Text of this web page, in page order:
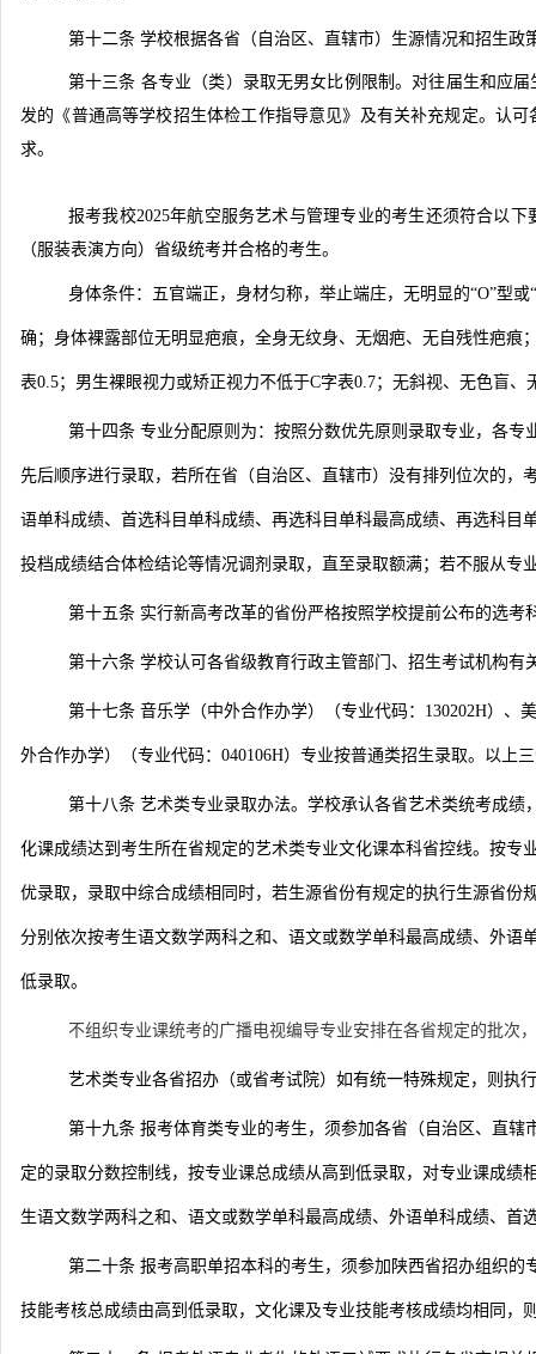
第十二条 学校根据各省（自治区、直辖市）生源情况和招生政
第十三条 各专业（类）录取无男女比例限制。对往届生和应
发的《普通高等学校招生体检工作指导意见》及有关补充规定。认
求。
报考我校2025年航空服务艺术与管理专业的考生还须符合以
（服装表演方向）省级统考并合格的考生。
身体条件：五官端正，身材匀称，举止端庄，无明显的“O”型
确；身体裸露部位无明显疤痕，全身无纹身、无烟疤、无自残性疤痕
表0.5；男生裸眼视力或矫正视力不低于C字表0.7；无斜视、无色盲、
第十四条 专业分配原则为：按照分数优先原则录取专业，各
先后顺序进行录取，若所在省（自治区、直辖市）没有排列位次的
语单科成绩、首选科目单科成绩、再选科目单科最高成绩、再选科
投档成绩结合体检结论等情况调剂录取，直至录取额满；若不服从专
第十五条 实行新高考改革的省份严格按照学校提前公布的选
第十六条 学校认可各省级教育行政主管部门、招生考试机构
第十七条 音乐学（中外合作办学）（专业代码：130202H）、
外合作办学）（专业代码：040106H）专业按普通类招生录取。以
第十八条 艺术类专业录取办法。学校承认各省艺术类统考成
化课成绩达到考生所在省规定的艺术类专业文化课本科省控线。按
优录取， 录取中综合成绩相同时，若生源省份有规定的执行生源省
分别 依次按考生语文数学两科之和、语文或数学单科最高成绩、外
低录取。
不组织专业课统考的广播电视编导专业安排在各省规定的批次
艺术类专业各省招办（或省考试院）如有统一特殊规定，则执
第十九条 报考体育类专业的考生，须参加各省（自治区、直
定的录取分数控制线，按专业课总成绩从高到低录取，对专业课成
生语文数学两科之和、语文或数学单科最高成绩、外语单科成绩、
第二十条 报考高职单招本科的考生，须参加陕西省招办组织
技能考核总成绩由高到低录取，文化课及专业技能考核成绩均相同